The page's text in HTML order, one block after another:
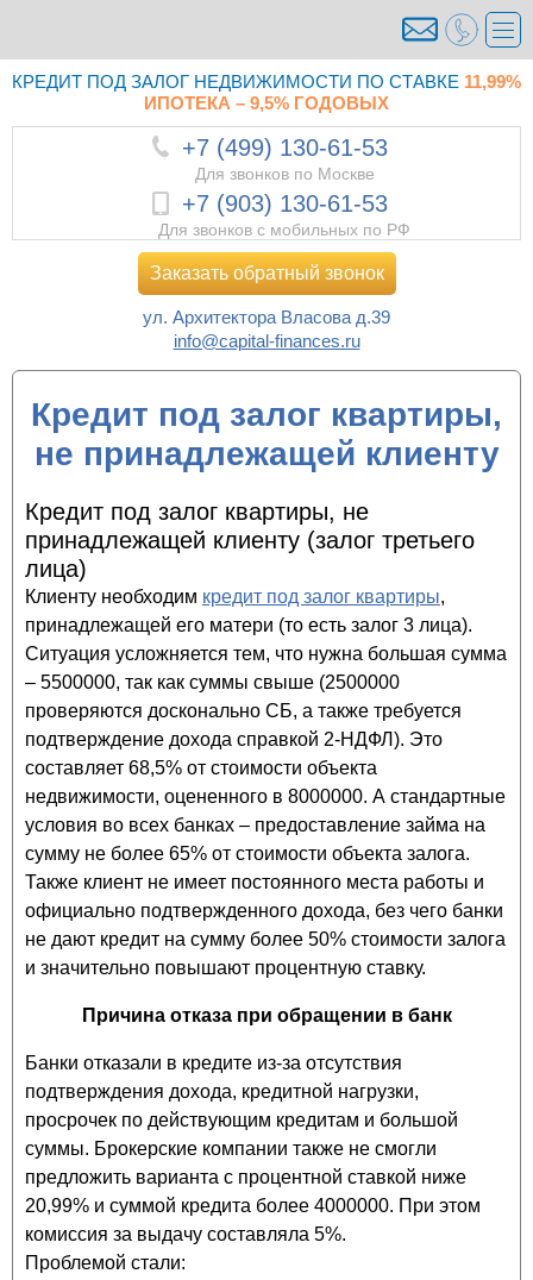
КРЕДИТ ПОД ЗАЛОГ НЕДВИЖИМОСТИ ПО СТАВКЕ 11,99%
ИПОТЕКА – 9,5% ГОДОВЫХ
+7 (499) 130-61-53
Для звонков по Москве
+7 (903) 130-61-53
Для звонков с мобильных по РФ
Заказать обратный звонок
ул. Архитектора Власова д.39
info@capital-finances.ru
Кредит под залог квартиры,
не принадлежащей клиенту
Кредит под залог квартиры, не
принадлежащей клиенту (залог третьего
лица)
Клиенту необходим кредит под залог квартиры,
принадлежащей его матери (то есть залог 3 лица).
Ситуация усложняется тем, что нужна большая сумма
– 5500000, так как суммы свыше (2500000
проверяются досконально СБ, а также требуется
подтверждение дохода справкой 2-НДФЛ). Это
составляет 68,5% от стоимости объекта
недвижимости, оцененного в 8000000. А стандартные
условия во всех банках – предоставление займа на
сумму не более 65% от стоимости объекта залога.
Также клиент не имеет постоянного места работы и
официально подтвержденного дохода, без чего банки
не дают кредит на сумму более 50% стоимости залога
и значительно повышают процентную ставку.
Причина отказа при обращении в банк
Банки отказали в кредите из-за отсутствия
подтверждения дохода, кредитной нагрузки,
просрочек по действующим кредитам и большой
суммы. Брокерские компании также не смогли
предложить варианта с процентной ставкой ниже
20,99% и суммой кредита более 4000000. При этом
комиссия за выдачу составляла 5%.
Проблемой стали: